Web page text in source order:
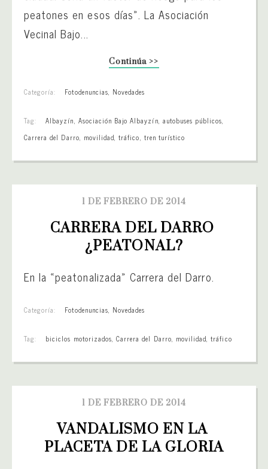
peatones en esos días». La Asociación
Vecinal Bajo...
Continúa >>
Categoría: Fotodenuncias, Novedades
Tag: Albayzín, Asociación Bajo Albayzín, autobuses públicos,
Carrera del Darro, movilidad,tráfico, tren turístico
1 DE FEBRERO DE 2014
CARRERA DEL DARRO
¿PEATONAL?
En la «peatonalizada» Carrera del Darro.
Categoría: Fotodenuncias, Novedades
Tag: biciclos motorizados,Carrera del Darro, movilidad,tráfico
1 DE FEBRERO DE 2014
VANDALISMO EN LA
PLACETA DE LA GLORIA